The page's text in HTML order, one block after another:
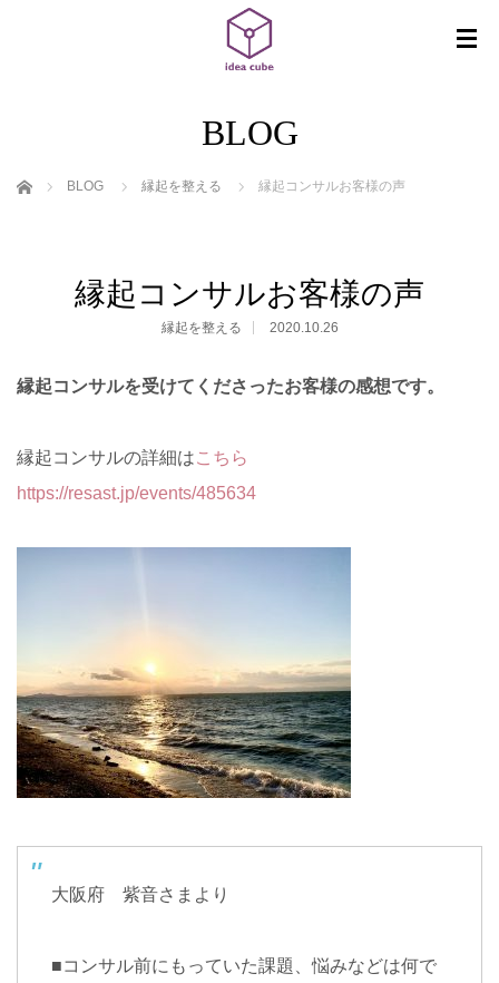
BLOG
ホーム BLOG 縁起を整える 縁起コンサルお客様の声
縁起コンサルお客様の声
縁起を整える 2020.10.26
縁起コンサルを受けてくださったお客様の感想です。
縁起コンサルの詳細はこちら
https://resast.jp/events/485634
大阪府 紫音さまより
■コンサル前にもっていた課題、悩みなどは何で